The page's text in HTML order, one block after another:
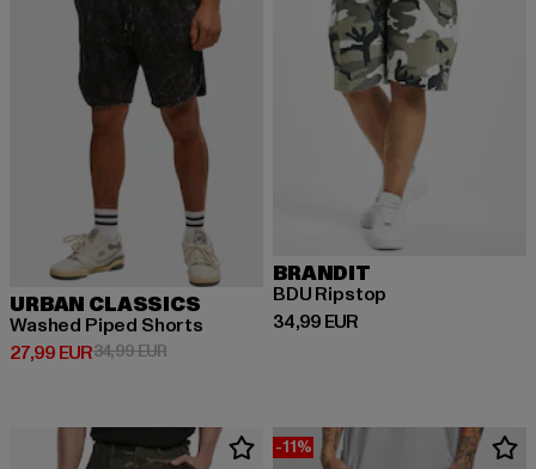
URBAN CLASSICS
Washed Piped Shorts
27,99 EUR
Derzeitiger Preis: 27,99 EUR
34,99 EURAktionspreis: 34,99 EUR
BRANDIT
BDU Ripstop
34,99 EUR
Derzeitiger Preis: 34,99 EUR
-11%